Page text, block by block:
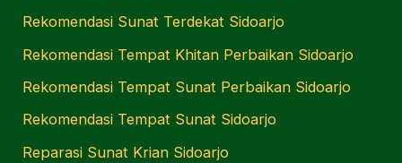
Rekomendasi Sunat Terdekat Sidoarjo
Rekomendasi Tempat Khitan Perbaikan Sidoarjo
Rekomendasi Tempat Sunat Perbaikan Sidoarjo
Rekomendasi Tempat Sunat Sidoarjo
Reparasi Sunat Krian Sidoarjo